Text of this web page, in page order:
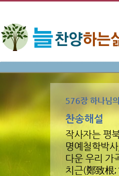
576장 하나님
찬송해설
작사자는 평
명예철학박
다운 우리 가
치근(鄭致根